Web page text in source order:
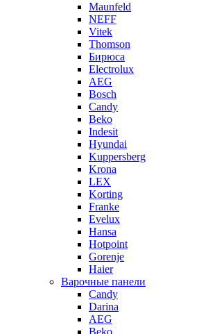
Maunfeld
NEFF
Vitek
Thomson
Бирюса
Electrolux
AEG
Bosch
Candy
Beko
Indesit
Hyundai
Kuppersberg
Krona
LEX
Korting
Franke
Evelux
Hansa
Hotpoint
Gorenje
Haier
Варочные панели
Candy
Darina
AEG